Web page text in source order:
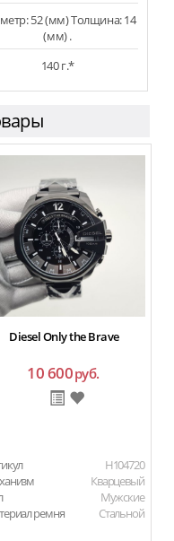
52 (мм) Толщина: 14
(мм) .
140 г.*
Diesel Only the Brave
10 600руб.
H104720
Кварцевый
Мужские
ремня
Стальной